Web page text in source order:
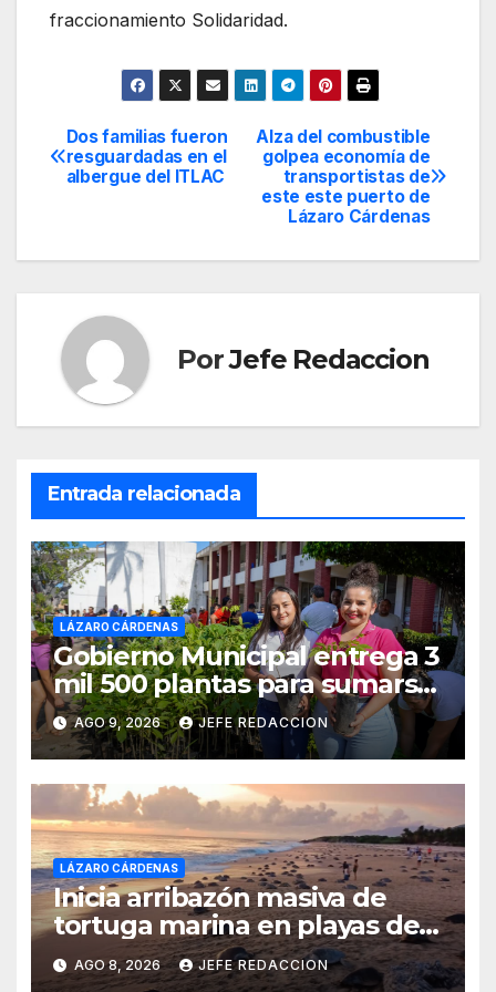
fraccionamiento Solidaridad.
Navegación
de
Alza del combustible
golpea economía de
transportistas de
este este puerto de
Lázaro Cárdenas
Dos familias fueron
resguardadas en el
albergue del ITLAC
PorJefe Redaccion
Entrada relacionada
LÁZARO CÁRDENAS
Gobierno Municipal entrega 3
mil 500 plantas para sumarse
a la Jornada Nacional de
Reforestación
AGO 9, 2026 JEFE REDACCION
LÁZARO CÁRDENAS
Inicia arribazón masiva de
tortuga marina en playas de
Michoacán
AGO 8, 2026 JEFE REDACCION